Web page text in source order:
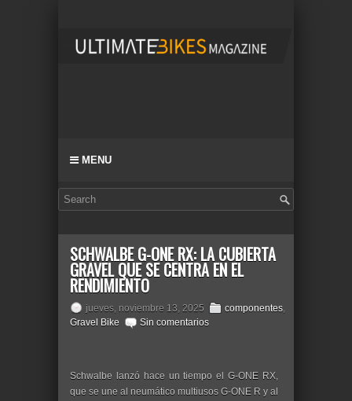
MENU
SCHWALBE G-ONE RX: LA CUBIERTA
GRAVEL QUE SE CENTRA EN EL
RENDIMIENTO
jueves, noviembre 13, 2025 componentes,
Gravel Bike
Sin comentarios
Schwalbe lanzó hace un tiempo el G-ONE RX,
que se une al neumático multiusos G-ONE R y al